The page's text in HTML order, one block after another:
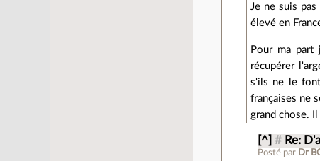
Je ne suis
élevé en
Pour ma part
récupérer
s'ils ne le
françaises ne
grand chose.
[^] # Re:
Posté par Dr